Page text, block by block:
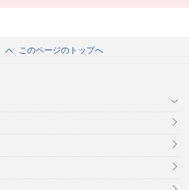
このページのトップへ